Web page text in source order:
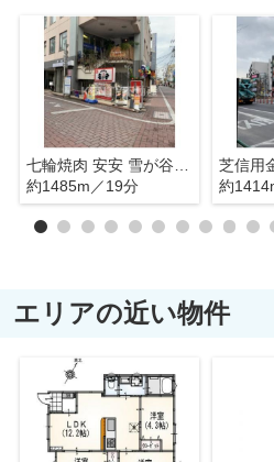
約1485m／19分
芝信用
約
エリアの近い物件